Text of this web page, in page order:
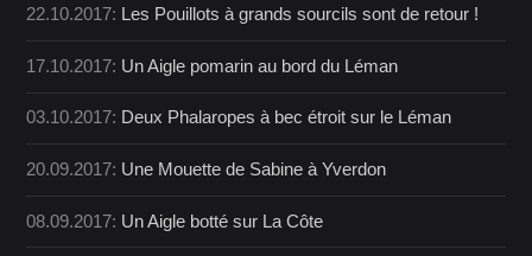
22.10.2017: Les Pouillots à grands sourcils sont de retour !
17.10.2017: Un Aigle pomarin au bord du Léman
03.10.2017: Deux Phalaropes à bec étroit sur le Léman
20.09.2017: Une Mouette de Sabine à Yverdon
08.09.2017: Un Aigle botté sur La Côte